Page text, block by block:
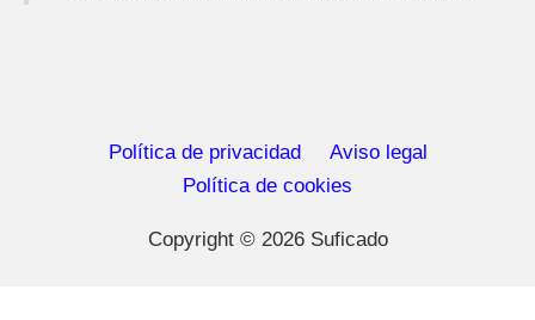
Política de privacidad
Aviso legal
Política de cookies
Copyright © 2026 Suficado